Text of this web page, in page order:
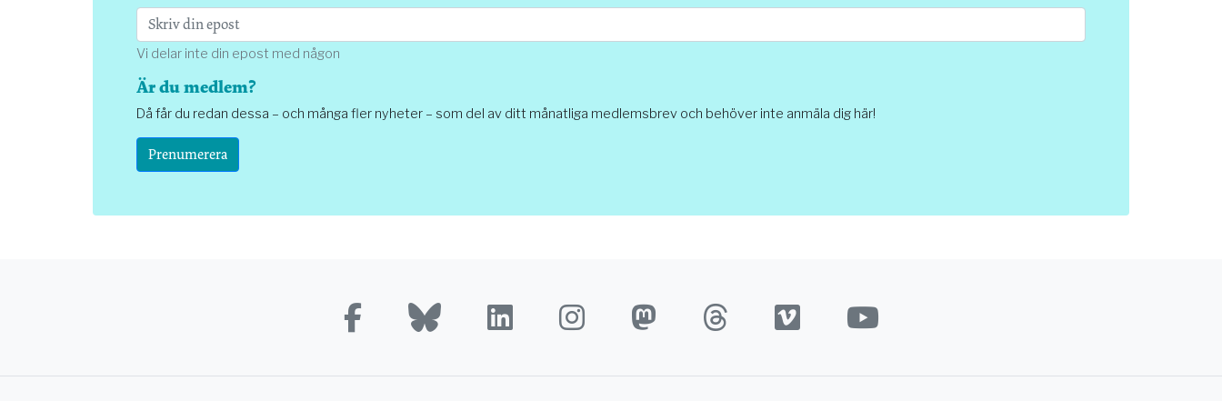
Vi delar inte din epost med någon
Är du medlem?
Då får du redan dessa – och många fler nyheter – som del av ditt månatliga medlemsbrev och behöver inte anmäla dig här!
Prenumerera